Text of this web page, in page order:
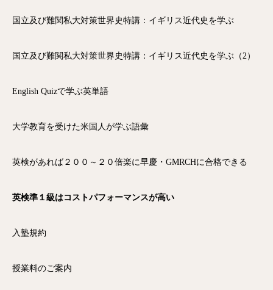
国立及び難関私大対策世界史特講：イギリス近代史を学ぶ
国立及び難関私大対策世界史特講：イギリス近代史を学ぶ（2）
English Quizで学ぶ英単語
大学教育を受けた米国人が学ぶ語彙
英検があれば２００～２０倍楽に早慶・GMRCHに合格できる
英検準１級はコストパフォーマンスが高い
入塾規約
授業料のご案内